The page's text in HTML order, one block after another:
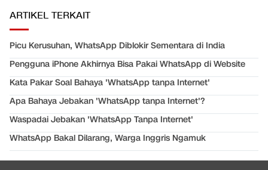
ARTIKEL TERKAIT
Picu Kerusuhan, WhatsApp Diblokir Sementara di India
Pengguna iPhone Akhirnya Bisa Pakai WhatsApp di Website
Kata Pakar Soal Bahaya 'WhatsApp tanpa Internet'
Apa Bahaya Jebakan 'WhatsApp tanpa Internet'?
Waspadai Jebakan 'WhatsApp Tanpa Internet'
WhatsApp Bakal Dilarang, Warga Inggris Ngamuk